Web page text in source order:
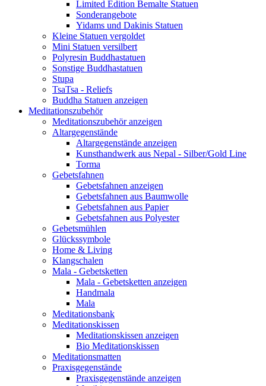
Limited Edition Bemalte Statuen
Sonderangebote
Yidams und Dakinis Statuen
Kleine Statuen vergoldet
Mini Statuen versilbert
Polyresin Buddhastatuen
Sonstige Buddhastatuen
Stupa
TsaTsa - Reliefs
Buddha Statuen anzeigen
Meditationszubehör
Meditationszubehör anzeigen
Altargegenstände
Altargegenstände anzeigen
Kunsthandwerk aus Nepal - Silber/Gold Line
Torma
Gebetsfahnen
Gebetsfahnen anzeigen
Gebetsfahnen aus Baumwolle
Gebetsfahnen aus Papier
Gebetsfahnen aus Polyester
Gebetsmühlen
Glückssymbole
Home & Living
Klangschalen
Mala - Gebetsketten
Mala - Gebetsketten anzeigen
Handmala
Mala
Meditationsbank
Meditationskissen
Meditationskissen anzeigen
Bio Meditationskissen
Meditationsmatten
Praxisgegenstände
Praxisgegenstände anzeigen